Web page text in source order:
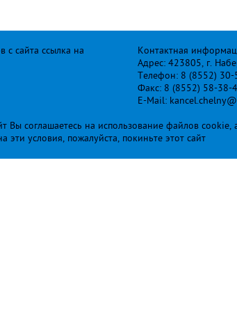
сайта ссылка на
Контактная
Адрес: 423805, г.
Телефон: 8 (8552) 30-
Факс: 8 (8552) 58-38-
E-Mail:
Вы соглашаетесь на использование файлов cookie,
эти условия, пожалуйста, покиньте этот сайт